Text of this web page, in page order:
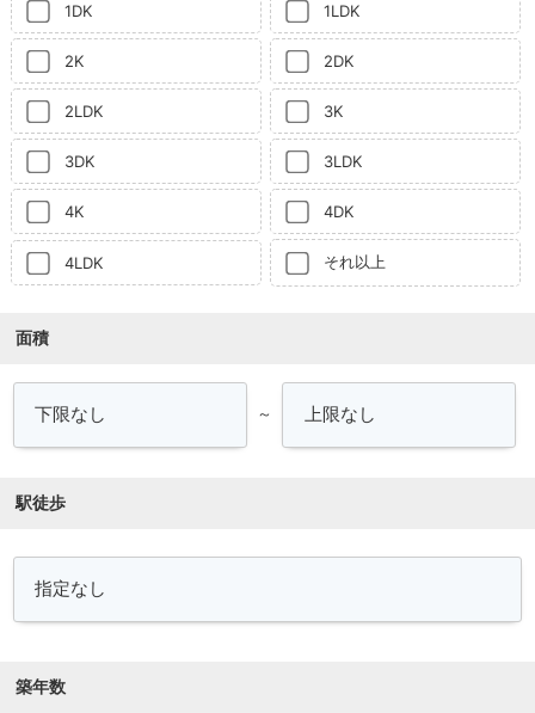
1DK 1LDK
2K 2DK
2LDK 3K
3DK 3LDK
4K 4DK
4LDK それ以上
面積
～
駅徒歩
築年数